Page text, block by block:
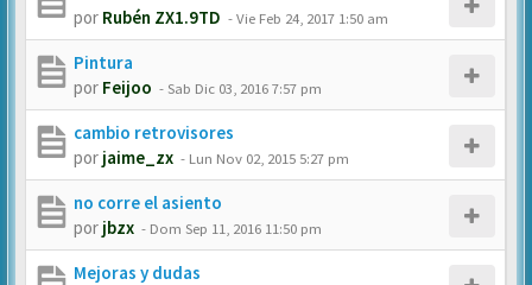
por Rubén ZX1.9TD -Vie Feb 24, 2017 1:50 am
Pintura
por Feijoo -Sab Dic 03, 2016 7:57 pm
cambio retrovisores
por jaime_zx - Lun Nov 02, 2015 5:27 pm
no corre el asiento
por jbzx - Dom Sep 11, 2016 11:50 pm
Mejoras y dudas